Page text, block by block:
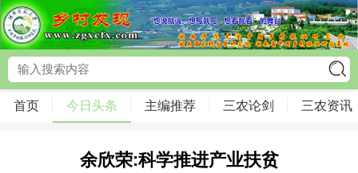
首页 今日头条 主编推荐 三农论剑 三农资讯
余欣荣:科学推进产业扶贫